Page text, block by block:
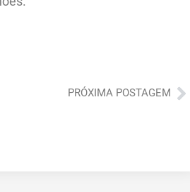
PRÓXIMA POSTAGEM